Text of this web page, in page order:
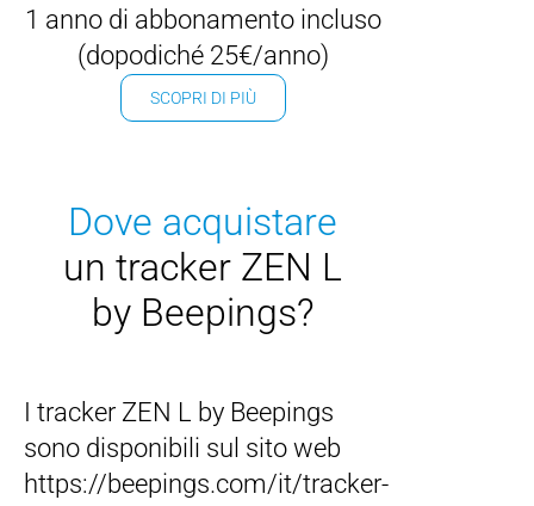
1 anno di abbonamento incluso
(dopodiché 25€/anno)
SCOPRI DI PIÙ
Dove acquistare
un tracker ZEN L
by Beepings?
I tracker ZEN L by Beepings
sono disponibili sul sito web
https://beepings.com/it/tracker-